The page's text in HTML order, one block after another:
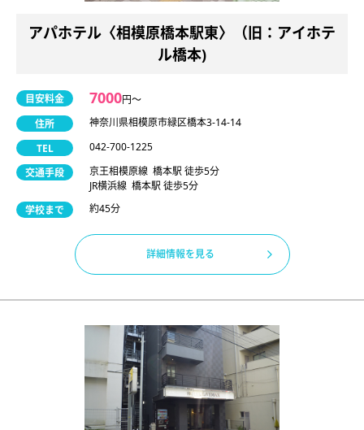
アパホテル〈相模原橋本駅東〉（旧：アイホテ
ル橋本)
目安料金 7000円〜
住所
神奈川県相模原市緑区橋本3-14-14
TEL
042-700-1225
交通手段
京王相模原線 橋本駅 徒歩5分
JR横浜線 橋本駅 徒歩5分
学校まで
約45分
詳細情報を見る